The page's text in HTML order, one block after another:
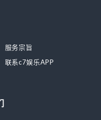
服务宗旨
联系c7娱乐APP